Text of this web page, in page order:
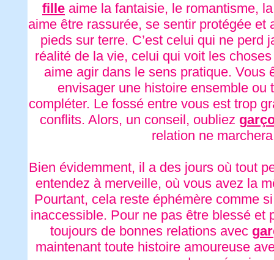
fille aime la fantaisie, le romantisme,
aime être rassurée, se sentir protégée et
pieds sur terre. C’est celui qui ne perd
réalité de la vie, celui qui voit les
aime agir dans le sens pratique. Vous
envisager une histoire ensemble ou
compléter. Le fossé entre vous est trop
conflits. Alors, un conseil, oubliez
relation ne
Bien évidemment, il a des jours où tout
entendez à merveille, où vous avez la
Pourtant, cela reste éphémère comme
inaccessible. Pour ne pas être blessé et
toujours de bonnes relations avec
maintenant toute histoire amoureuse